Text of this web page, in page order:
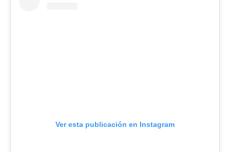
Ver esta publicación en Instagram